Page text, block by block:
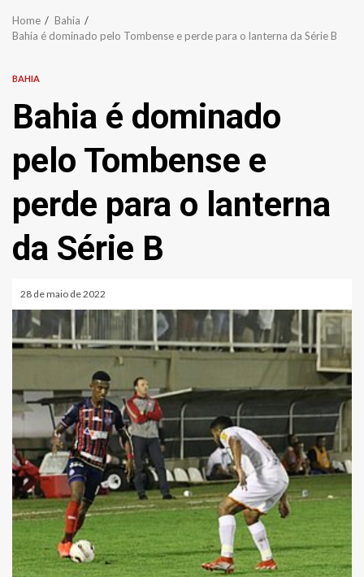
Home
Bahia
Bahia é dominado pelo Tombense e perde para o lanterna da Série B
BAHIA
Bahia é dominado
pelo Tombense e
perde para o lanterna
da Série B
28 de maio de 2022